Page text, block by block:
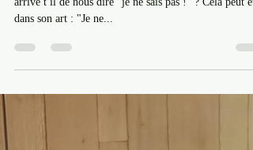
"Est-ce que cela vous arrive de
vous dire : Je ne sais pas ?"
Bonjour les powerful artist, Combien de fois cela nous
dans son art : "Je ne...